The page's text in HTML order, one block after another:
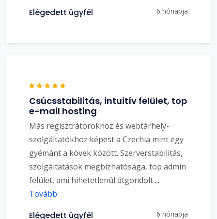
Elégedett ügyfél 6 hónapja
Csúcsstabilitás, intuitív felület, top
e-mail hosting
Más regisztrátorokhoz és webtárhely-
szolgáltatókhoz képest a Czechia mint egy
gyémánt a kövek között. Szerverstabilitás,
szolgáltatások megbízhatósága, top admin
felület, ami hihetetlenül átgondolt...
Tovább
Elégedett ügyfél 6 hónapja